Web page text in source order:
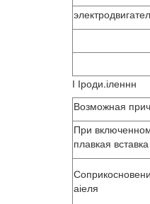
І Іроди.іленнн
Возможная
При
плавкая
аіеля